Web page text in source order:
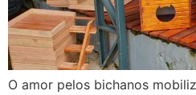
O amor pelos bichanos